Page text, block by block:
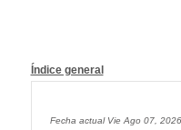
Índice general
Fecha actual Vie Ago 07,